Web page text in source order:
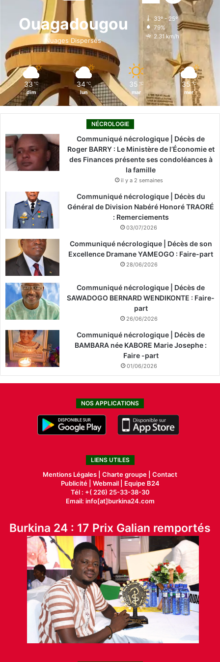
o
k
i
n
g
r
k
Ouagadougou
Nuages Dispersés
33º - 25º
79%
2.31 km/h
33 ℃
dim
34 ℃
lun
35 ℃
mar
35 ℃
mer
NÉCROLOGIE
Communiqué nécrologique | Décès de
Roger BARRY : Le Ministère de l’Économie et
des Finances présente ses condoléances à
la famille
il y a 2 semaines
Communiqué nécrologique | Décès du
Général de Division Nabéré Honoré TRAORÉ
: Remerciements
03/07/2026
Communiqué nécrologique | Décès de son
Excellence Dramane YAMEOGO : Faire-part
28/06/2026
Communiqué nécrologique | Décès de
SAWADOGO BERNARD WENDIKONTE : Faire-
part
26/06/2026
Communiqué nécrologique | Décès de
BAMBARA née KABORE Marie Josephe :
Faire -part
01/06/2026
NOS APPLICATIONS
LIENS UTILES
Mentions Légales | Charte groupe | Contact
Publicité| Webmail |
Equipe B24
Tél : +( 226) 25-33-38-30
Email: info[at]burkina24.com
Burkina 24 : 17 Prix Galian remportés